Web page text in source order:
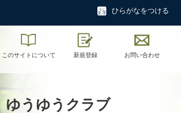
ひらがなをつける
このサイトについて 新規登録 お問い合わせ
ゆうゆうクラブ